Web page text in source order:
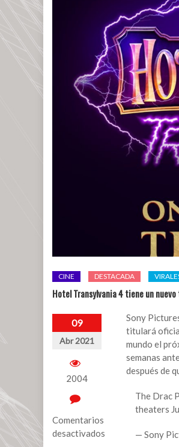
CINE DESTACADA
Hotel Transylvania 4 tiene un
09
Abr 2021
2004
Comentarios
desactivados
Sony
titulará
mundo el
semanas
después de
The Drac
theaters
— Sony